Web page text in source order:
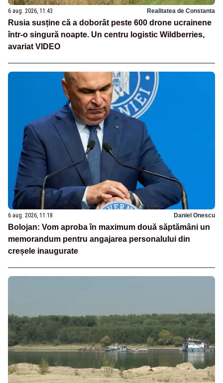
6 aug. 2026, 11:43 Realitatea de Constanta
Rusia susține că a doborât peste 600 drone ucrainene
într-o singură noapte. Un centru logistic Wildberries,
avariat VIDEO
6 aug. 2026, 11:18 Daniel Onescu
Bolojan: Vom aproba în maximum două săptămâni un
memorandum pentru angajarea personalului din
creșele inaugurate